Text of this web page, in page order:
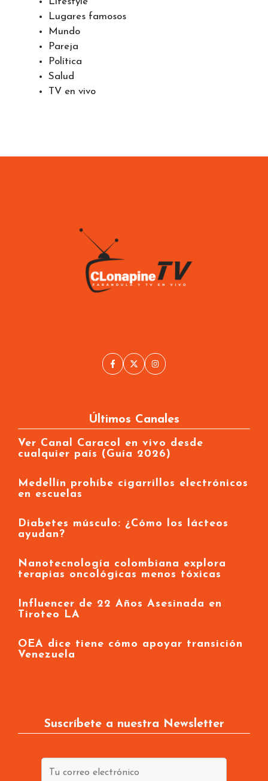
Farándula
Judicial
Lifestyle
Lugares famosos
Mundo
Pareja
Política
Últimos Canales
Ver Canal Caracol en vivo desde
cualquier país (Guía 2026)
Medellín prohíbe cigarrillos electrónicos
en escuelas
Diabetes músculo: ¿Cómo los lácteos
ayudan?
Nanotecnología colombiana explora
terapias oncológicas menos tóxicas
Influencer de 22 Años Asesinada en
Tiroteo LA
Suscríbete a nuestra Newsletter